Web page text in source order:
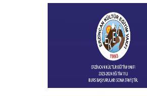
Vakfımızın 2023-2024 Yılı Burs
Toplantısı Yapıldı
+